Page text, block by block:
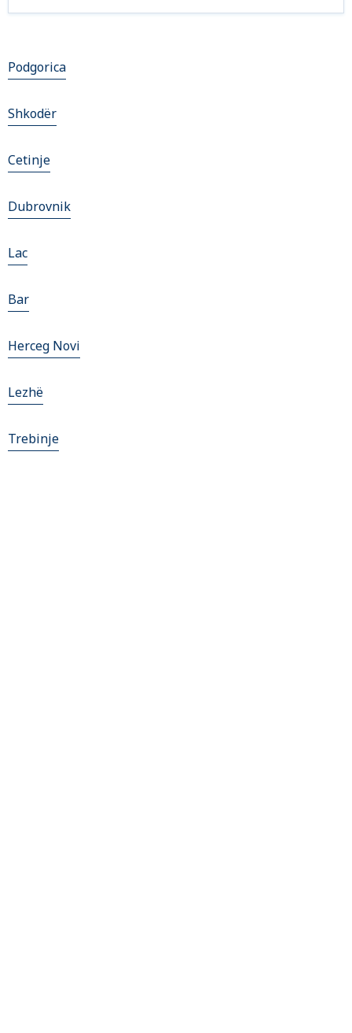
Podgorica
Shkodër
Cetinje
Dubrovnik
Lac
Bar
Herceg Novi
Lezhë
Trebinje